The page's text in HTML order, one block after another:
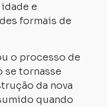
e
formais de
o processo de
se tornasse
da nova
quando